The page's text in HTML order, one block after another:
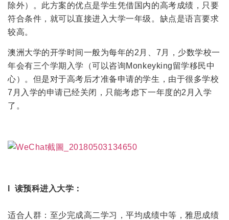
除外）。此方案的优点是学生凭借国内的高考成绩，只要
符合条件，就可以直接进入大学一年级。缺点是语言要求
较高。
澳洲大学的开学时间一般为每年的2月、7月，少数学校一
年会有三个学期入学（可以咨询Monkeyking留学移民中
心）。但是对于高考后才准备申请的学生，由于很多学校
7月入学的申请已经关闭，只能考虑下一年度的2月入学
了。
l 读预科进入大学：
适合人群：至少完成高二学习，平均成绩中等，雅思成绩